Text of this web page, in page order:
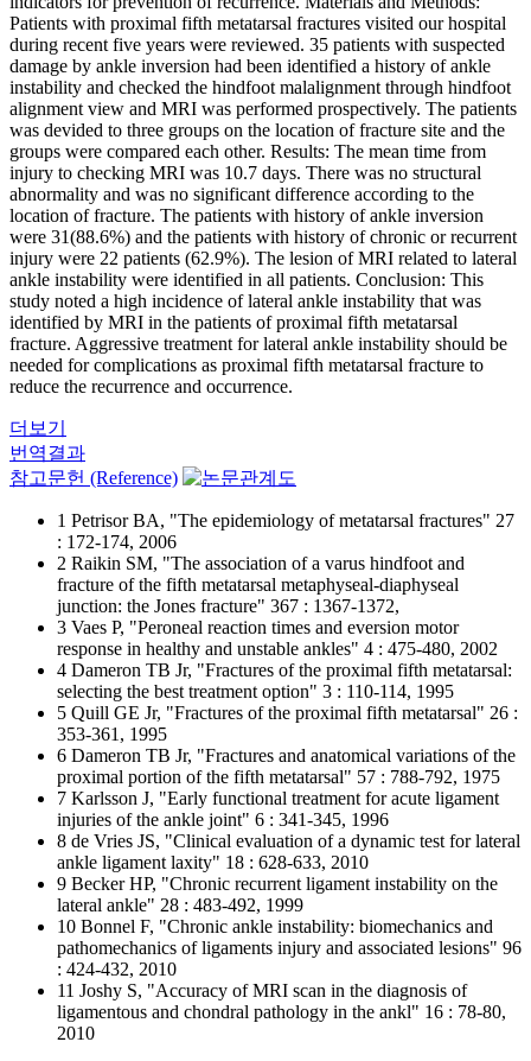
Patients with proximal fifth metatarsal fractures visited our hospital
during recent five years were reviewed. 35 patients with suspected
damage by ankle inversion had been identified a history of ankle
instability and checked the hindfoot malalignment through hindfoot
alignment view and MRI was performed prospectively. The patients
was devided to three groups on the location of fracture site and the
groups were compared each other. Results: The mean time from
injury to checking MRI was 10.7 days. There was no structural
abnormality and was no significant difference according to the
location of fracture. The patients with history of ankle inversion
were 31(88.6%) and the patients with history of chronic or recurrent
injury were 22 patients (62.9%). The lesion of MRI related to lateral
ankle instability were identified in all patients. Conclusion: This
study noted a high incidence of lateral ankle instability that was
identified by MRI in the patients of proximal fifth metatarsal
fracture. Aggressive treatment for lateral ankle instability should be
needed for complications as proximal fifth metatarsal fracture to
reduce the recurrence and occurrence.
더보기
번역결과
참고문헌 (Reference)
1 Petrisor BA, "The epidemiology of metatarsal fractures" 27
: 172-174, 2006
2 Raikin SM, "The association of a varus hindfoot and
fracture of the fifth metatarsal metaphyseal-diaphyseal
junction: the Jones fracture" 367 : 1367-1372,
3 Vaes P, "Peroneal reaction times and eversion motor
response in healthy and unstable ankles" 4 : 475-480, 2002
4 Dameron TB Jr, "Fractures of the proximal fifth metatarsal:
selecting the best treatment option" 3 : 110-114, 1995
5 Quill GE Jr, "Fractures of the proximal fifth metatarsal" 26 :
353-361, 1995
6 Dameron TB Jr, "Fractures and anatomical variations of the
proximal portion of the fifth metatarsal" 57 : 788-792, 1975
7 Karlsson J, "Early functional treatment for acute ligament
injuries of the ankle joint" 6 : 341-345, 1996
8 de Vries JS, "Clinical evaluation of a dynamic test for lateral
ankle ligament laxity" 18 : 628-633, 2010
9 Becker HP, "Chronic recurrent ligament instability on the
lateral ankle" 28 : 483-492, 1999
10 Bonnel F, "Chronic ankle instability: biomechanics and
pathomechanics of ligaments injury and associated lesions" 96
: 424-432, 2010
11 Joshy S, "Accuracy of MRI scan in the diagnosis of
ligamentous and chondral pathology in the ankl" 16 : 78-80,
2010